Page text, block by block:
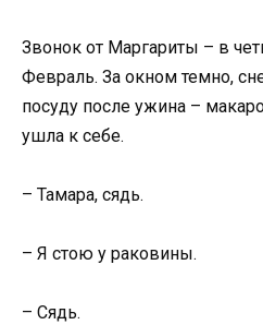
Звонок от Маргариты – в
Февраль. За окном темно,
посуду после ужина –
ушла к себе.
– Тамара, сядь.
– Я стою у раковины.
– Сядь.